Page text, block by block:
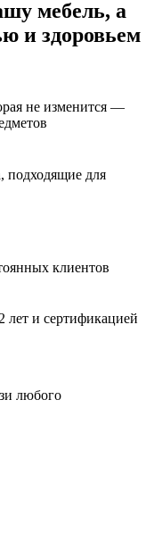
мебель, а
и здоровьем
не изменится —
подходящие для
клиентов
лет и сертификацией
любого